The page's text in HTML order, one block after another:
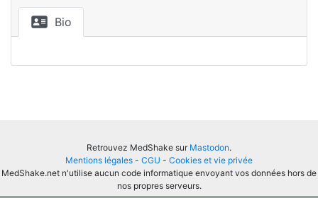
Bio
Retrouvez MedShake sur Mastodon.
Mentions légales - CGU - Cookies et vie privée
MedShake.net n'utilise aucun code informatique envoyant vos données hors de
nos propres serveurs.